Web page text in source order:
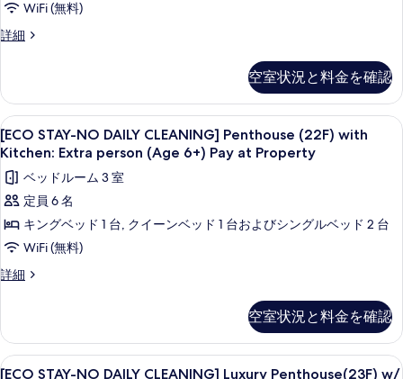
べ
の
写
真
を
表
示
す
る
6+)
at
細
Bedroom
w/
Person
Fee
(Age
6+)
Pay
at
Property
の
べ
の
写
WiFi (無料)
詳細
[ECO
CLEANING]
4-
Bedroom
w/
Extra
Person
(Age
6+)
at
細
空室状況と料金を確認
[ECO
STAY-
NO
DAILY
CLEANING]
Penthouse
(22F)
with
person
(Age
6+)
1 室のベッドルーム、セーフティボ
9
[ECO STAY-NO DAILY CLEANING] Penthouse (22F) with
Kitchen: Extra person (Age 6+) Pay at Property
ベッドルーム 3 室
定員 6 名
キングベッド 1 台, クイーンベッド 1 台およびシングルベッド 2 台
WiFi (無料)
詳細
[ECO
CLEANING]
Penthouse
(22F)
空室状況と料金を確認
[ECO
1 室のベッドルーム、セーフティボ
15
[ECO STAY-NO DAILY CLEANING] Luxury Penthouse(23F) w/